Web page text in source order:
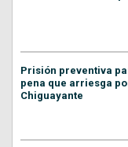
Prisión preventiva
pena que arriesga
Chiguayante